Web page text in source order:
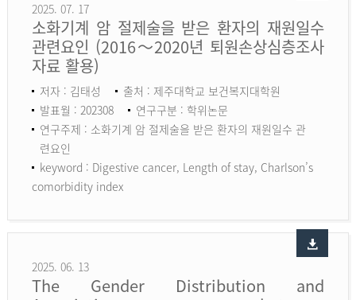
2025. 07. 17
소화기계 암 절제술을 받은 환자의 재원일수
관련요인 (2016～2020년 퇴원손상심층조사
자료 활용)
저자 : 김태성
출처 : 제주대학교 보건복지대학원
발표월 : 202308
연구구분 : 학위논문
연구주제 : 소화기계 암 절제술을 받은 환자의 재원일수 관
련요인
keyword : Digestive cancer, Length of stay, Charlson’s
comorbidity index
2025. 06. 13
The Gender Distribution and